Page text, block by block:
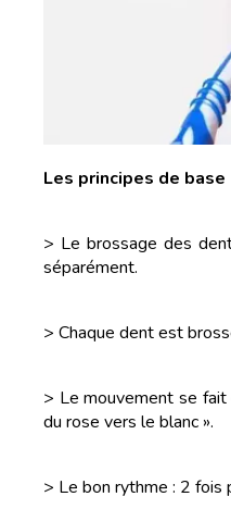
Les principes de base
> Le brossage des
séparément.
> Chaque dent est
> Le mouvement se
du rose vers le blanc ».
> Le bon rythme : 2 fois